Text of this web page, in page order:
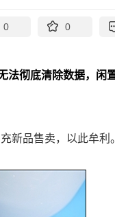
0 0
法彻底清除数据，闲
新品售卖，以此牟利。